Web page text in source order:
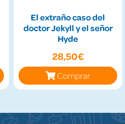
El extraño caso del
doctor Jekyll y el señor
Hyde
28,50€
Comprar